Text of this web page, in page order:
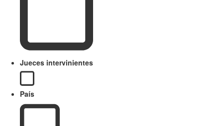
Jueces intervinientes
País